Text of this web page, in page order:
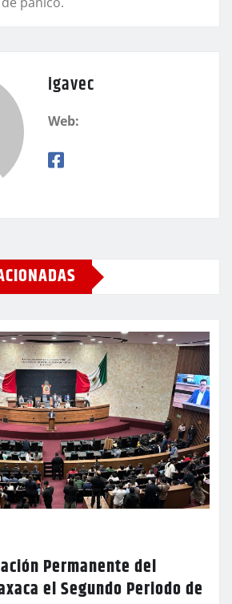
igavec
Web:
Permanente del
el Segundo Periodo de